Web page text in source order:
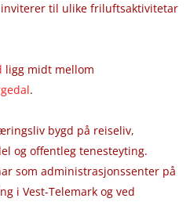
til ulike friluftsaktivitetar
ligg midt mellom
.
bygd på reiseliv,
og offentleg tenesteyting.
som administrasjonssenter på
i Vest-Telemark og ved